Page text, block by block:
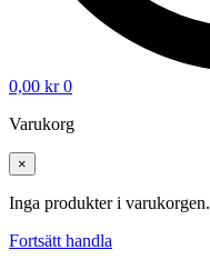
0,00 kr 0
Varukorg
×
Inga produkter i varukorgen.
Fortsätt handla